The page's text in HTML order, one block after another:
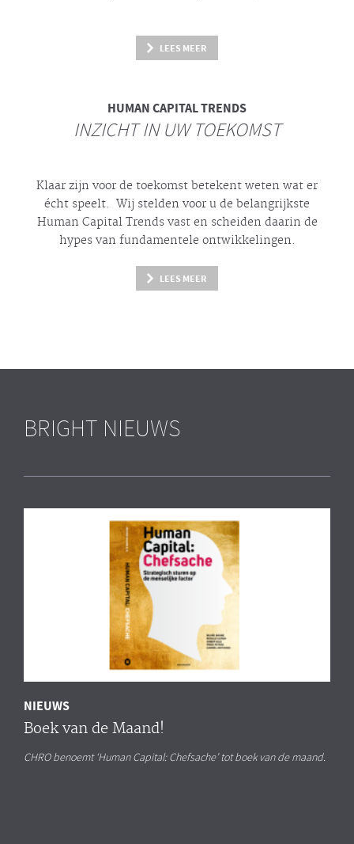
LEES MEER
HUMAN CAPITAL TRENDS
INZICHT IN UW TOEKOMST
Klaar zijn voor de toekomst betekent weten wat er
écht speelt. Wij stelden voor u de belangrijkste
Human Capital Trends vast en scheiden daarin de
hypesvan fundamentele ontwikkelingen.
LEES MEER
BRIGHT NIEUWS
NIEUWS
Boek van de Maand!
CHRO benoemt ‘Human Capital: Chefsache’ tot boek van de maand.